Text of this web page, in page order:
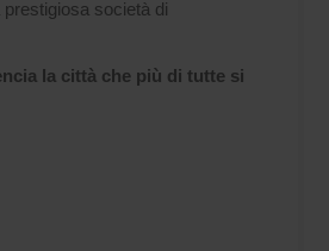
società di
la città che più di tutte si